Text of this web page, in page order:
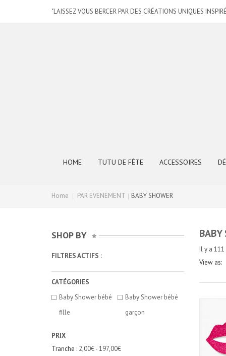
"LAISSEZ VOUS BERCER PAR DES CRÉATIONS UNIQUES
HOME TUTU DE FÊTE ACCESSOIRES
Home PAR EVENEMENT BABY SHOWER
SHOP BY
FILTRES ACTIFS :
CATÉGORIES
Baby Shower bébé
fille
Baby Shower bébé
garçon
PRIX
Tranche : 2,00€ - 197,00€
BABY
Il y a
View as: